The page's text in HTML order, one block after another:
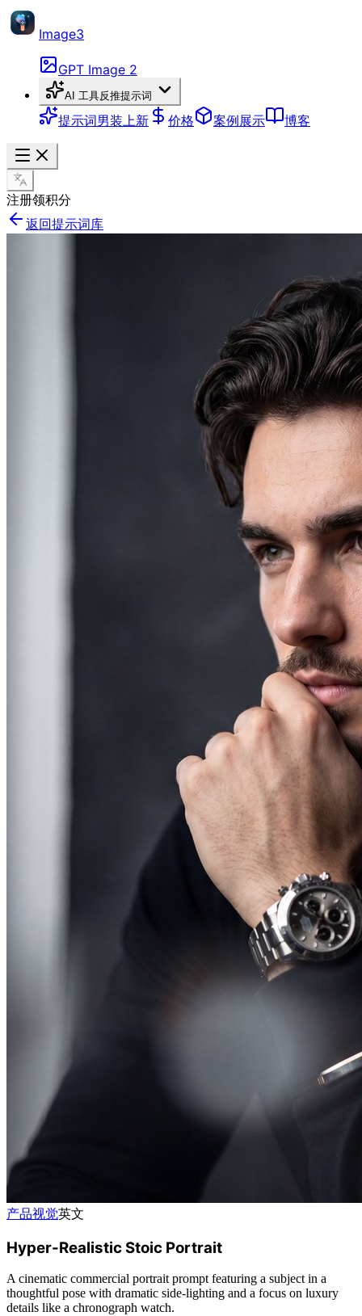
Image3
GPT Image 2
AI 工具反推提示词
提示词男装上新 价格 案例展示 博客
注册领积分
返回提示词库
产品视觉英文
Hyper-Realistic Stoic Portrait
A cinematic commercial portrait prompt featuring a subject in a
thoughtful pose with dramatic side-lighting and a focus on luxury
details like a chronograph watch.